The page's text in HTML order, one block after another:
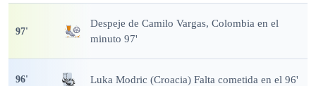
97'
Despeje de Camilo Vargas, Colombia en el
minuto 97'
96' Luka Modric (Croacia) Falta cometida en el 96'